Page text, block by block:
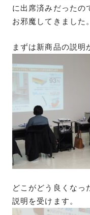
に出席済みだったの
お邪魔してきました。
まずは新商品の説明
どこがどう良くなっ
説明を受けます。